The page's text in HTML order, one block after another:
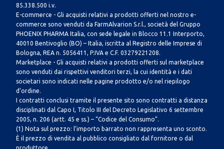
85.338.500 i.v.
E-commerce - Gli acquisti relativi a prodotti offerti nel nostro e-
commerce sono venduti da FarmAlvarion S.r.l., società del Gruppo
PHOENIX PHARMA Italia, con sede legale in Blocco 11.1 Interporto,
40010 Bentivoglio (BO) – Italia, iscritta al Registro delle Imprese di
Bologna, REA n. 5056411, P.IVA e C.F. 03279221208.
Marketplace - Gli acquisti relativi a prodotti offerti sul marketplace
sono venduti dai rispettivi venditori terzi, la cui identità e i dati
societari sono indicati nelle pagine prodotto e/o nel riepilogo
d’ordine.
I contratti conclusi tramite il presente sito sono contratti a distanza
disciplinati dal Capo I, Titolo III del Decreto Legislativo 6 settembre
2005, n. 206 (artt. 45 e ss.) – “Codice del Consumo”.
(1) Nota sul prezzo: l’importo barrato non rappresenta uno sconto.
È il prezzo di vendita al pubblico consigliato dal fornitore o dal